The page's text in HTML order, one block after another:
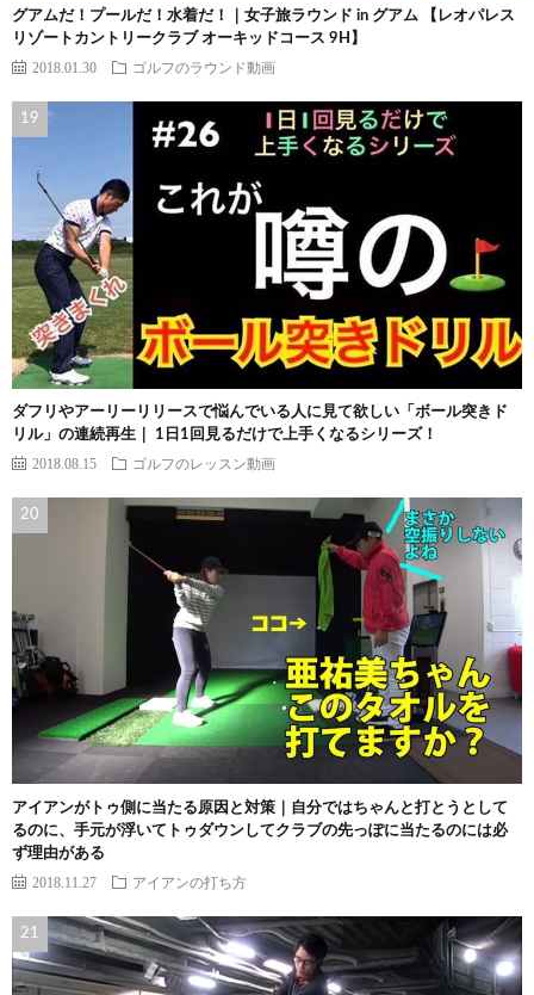
グアムだ！プールだ！水着だ！｜女子旅ラウンド in グアム 【レオパレス
リゾートカントリークラブ オーキッドコース 9H】
2018.01.30 ゴルフのラウンド動画
ダフリやアーリーリリースで悩んでいる人に見て欲しい「ボール突きド
リル」の連続再生｜ 1日1回見るだけで上手くなるシリーズ！
2018.08.15 ゴルフのレッスン動画
アイアンがトゥ側に当たる原因と対策｜自分ではちゃんと打とうとして
るのに、手元が浮いてトゥダウンしてクラブの先っぽに当たるのには必
ず理由がある
2018.11.27 アイアンの打ち方